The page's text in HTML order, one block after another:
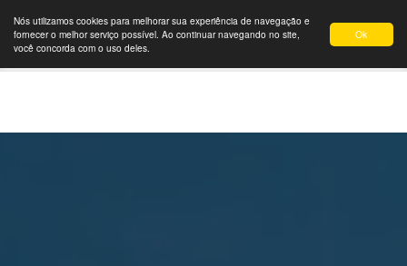
Ok
Nós utilizamos cookies para melhorar sua experiência de navegação e
fornecer o melhor serviço possível. Ao continuar navegando no site,
você concorda com o uso deles.